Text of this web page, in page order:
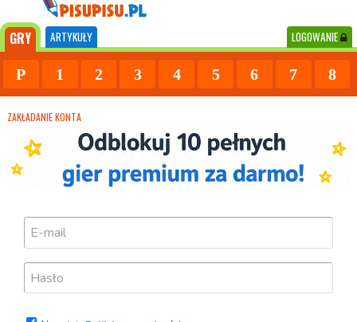
GRY ARTYKUŁY LOGOWANIE
P 1 2 3 4 5 6 7 8
ZAKŁADANIE KONTA